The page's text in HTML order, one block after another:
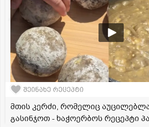
შეინახე რეცეპტი
მთის კერძი, რომელიც
გასინჯოთ - ხაჭოერბოს რეცეპტი